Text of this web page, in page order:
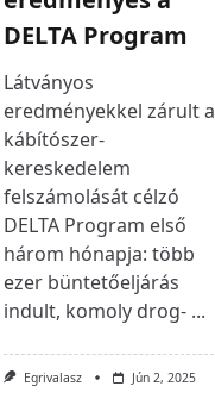
DELTA Program
Látványos
eredményekkel zárult a
kábítószer-
kereskedelem
felszámolását célzó
DELTA Program első
három hónapja: több
ezer büntetőeljárás
indult, komoly drog- ...
Egrivalasz Jún 2, 2025